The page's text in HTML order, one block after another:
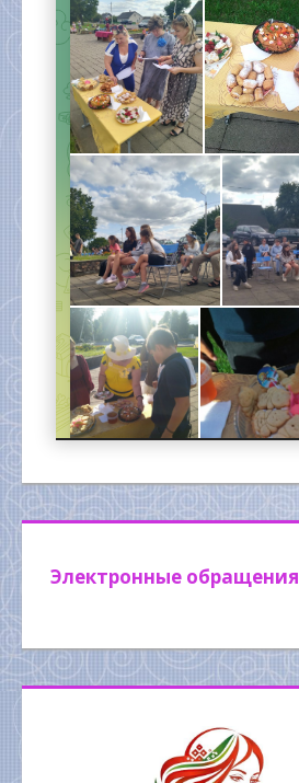
Электронные обращения